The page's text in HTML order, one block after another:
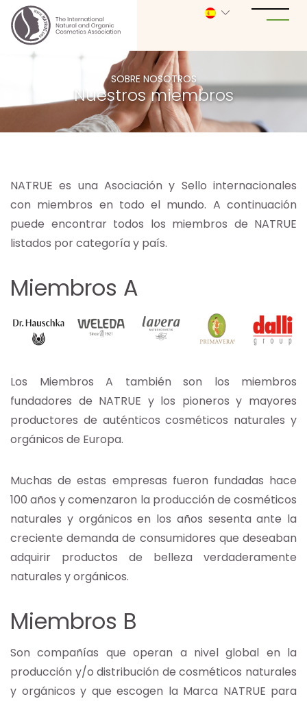
SOBRE NOSOTROS
Nuestros miembros
NATRUE es una Asociación y Sello internacionales
con miembros en todo el mundo. A continuación
puede encontrar todos los miembros de NATRUE
listados por categoría y país.
Miembros A
Los Miembros A también son los miembros
fundadores de NATRUE y los pioneros y mayores
productores de auténticos cosméticos naturales y
orgánicos de Europa.
Muchas de estas empresas fueron fundadas hace
100 años y comenzaron la producción de cosméticos
naturales y orgánicos en los años sesenta ante la
creciente demanda de consumidores que deseaban
adquirir productos de belleza verdaderamente
naturales y orgánicos.
Miembros B
Son compañías que operan a nivel global en la
producción y/o distribución de cosméticos naturales
y orgánicos y que escogen la Marca NATRUE para